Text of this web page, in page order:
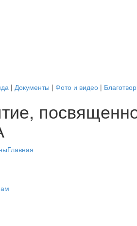
| Документы | Фото и видео |
Главная